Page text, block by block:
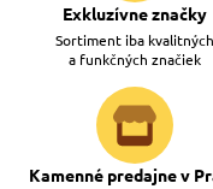
Exkluzívne značky
Sortiment iba kvalitných
a funkčných značiek
Kamenné predajne v